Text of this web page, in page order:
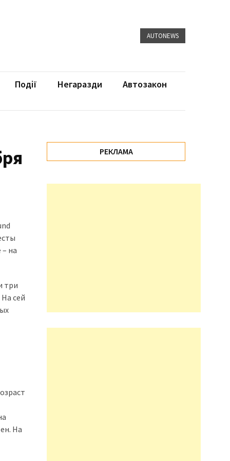
AUTONEWS
Події Негаразди Автозакон
на
три
сей
На
РЕКЛАМА